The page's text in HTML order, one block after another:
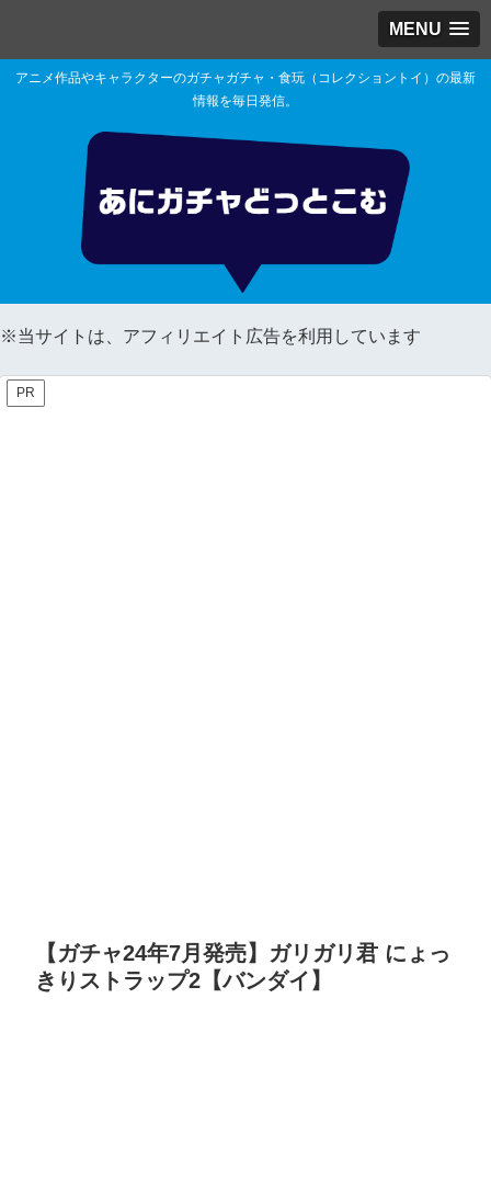
MENU
アニメ作品やキャラクターのガチャガチャ・食玩（コレクショントイ）の最新
情報を毎日発信。
※当サイトは、アフィリエイト広告を利用しています
PR
【ガチャ24年7月発売】ガリガリ君 にょっ
きりストラップ2【バンダイ】